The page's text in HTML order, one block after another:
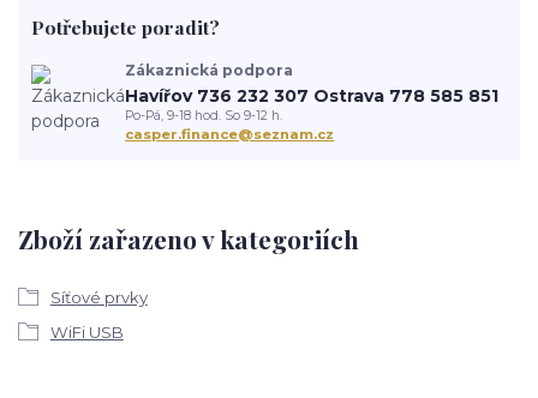
Zboží zařazeno v kategoriích
Síťové prvky
WiFi USB
Potřebujete poradit?
Zákaznická podpora
Havířov 736 232 307 Ostrava 778 585 851
Po-Pá, 9-18 hod. So 9-12 h.
casper.finance@seznam.cz